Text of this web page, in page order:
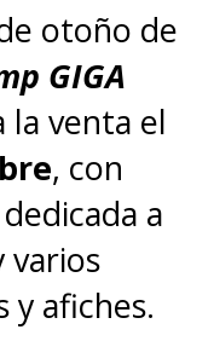
otoño de
GIGA
la venta el
, con
a
varios
y afiches.